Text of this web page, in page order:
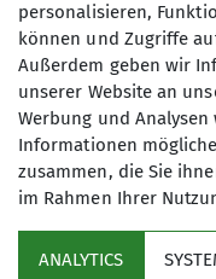
Maximale
4
Sektion
personalisieren,
können und Zugriffe
Außerdem geben wir
unserer Website an
Werbung und
Informationen
zusammen, die Sie
im Rahmen Ihrer
ANALYTICS